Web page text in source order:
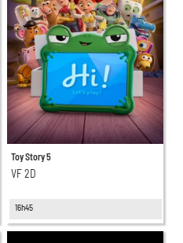
Toy Story 5
VF 2D
16h45